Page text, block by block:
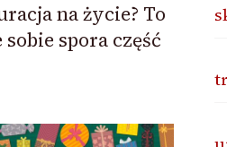
na życie? To
spora część